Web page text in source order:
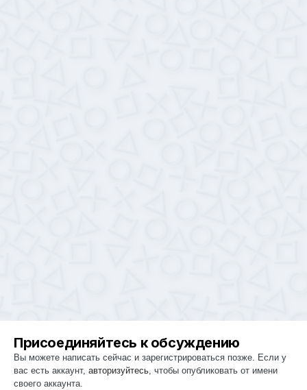
Присоединяйтесь к обсуждению
Вы можете написать сейчас и зарегистрироваться позже. Если у
вас есть аккаунт, авторизуйтесь , чтобы опубликовать от имени
своего аккаунта.